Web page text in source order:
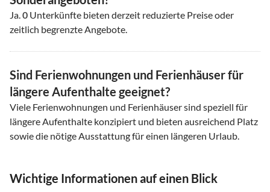
Ja.0 Unterkünfte bieten derzeit reduzierte Preise oder
zeitlich begrenzte Angebote.
Sind Ferienwohnungen und Ferienhäuser für
längere Aufenthalte geeignet?
Viele Ferienwohnungen und Ferienhäuser sind speziell für
längere Aufenthalte konzipiert und bieten ausreichend Platz
sowie die nötige Ausstattung für einen längeren Urlaub.
Wichtige Informationen auf einen Blick